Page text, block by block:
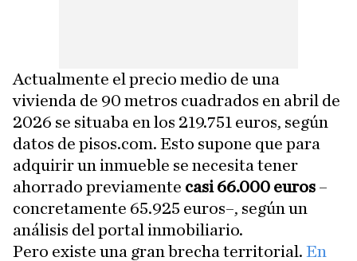
Actualmente el precio medio de una
vivienda de 90 metros cuadrados en abril de
2026 se situaba en los 219.751 euros, según
datos de pisos.com. Esto supone que para
adquirir un inmueble se necesita tener
ahorrado previamente casi 66.000 euros –
concretamente 65.925 euros–, según un
análisis del portal inmobiliario.
Pero existe una gran brecha territorial. En